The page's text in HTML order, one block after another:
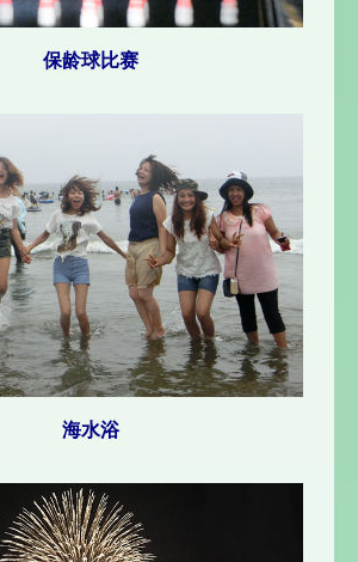
保龄球比赛
海水浴